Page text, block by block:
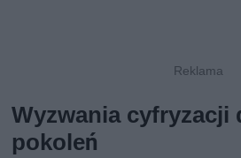
Wyzwania cyfryzacji
pokoleń